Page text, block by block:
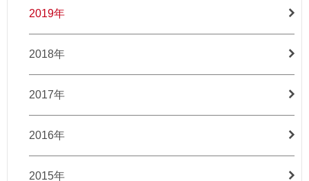
2019年
2018年
2017年
2016年
2015年